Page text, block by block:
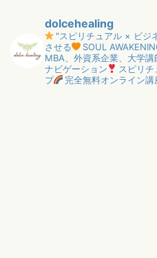
dolcehealing
"スピリチュアル × ビジ
させる
SOUL
MBA、外資系企業、大学講
ナビゲーション
スピリ
プ
完全無料オンライン